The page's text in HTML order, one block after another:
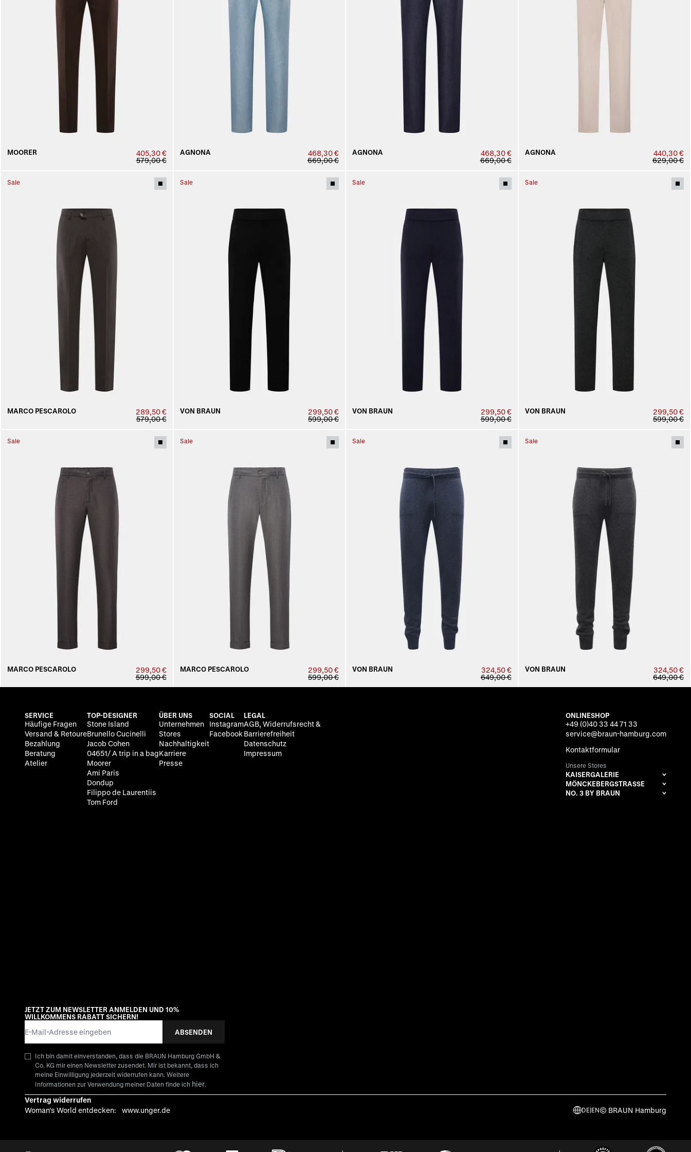
MOORER
405,30 €
579,00 €
AGNONA
468,30 €
669,00 €
AGNONA
468,30 €
669,00 €
AGNONA
440,30 €
629,00 €
Sale
MARCO PESCAROLO
289,50 €
579,00 €
Sale
VON BRAUN
299,50 €
599,00 €
Sale
VON BRAUN
299,50 €
599,00 €
Sale
VON BRAUN
299,50 €
599,00 €
Sale
MARCO PESCAROLO
299,50 €
599,00 €
Sale
MARCO PESCAROLO
299,50 €
599,00 €
Sale
VON BRAUN
324,50 €
649,00 €
Sale
VON BRAUN
324,50 €
649,00 €
SERVICE
Häufige Fragen
Versand & Retoure
Bezahlung
Beratung
Atelier
TOP-DESIGNER
Stone Island
Brunello Cucinelli
Jacob Cohen
04651/ A trip in a bag
Moorer
Ami Paris
Dondup
Filippo de Laurentiis
Tom Ford
ÜBER UNS
Unternehmen
Stores
Nachhaltigkeit
Karriere
Presse
SOCIAL
Instagram
Facebook
LEGAL
AGB, Widerrufsrecht &
Barrierefreiheit
Datenschutz
Impressum
ONLINESHOP
+49 (0)40 33 44 71 33
service@braun-hamburg.com
Kontaktformular
Unsere Stores
KAISERGALERIE
MÖNCKEBERGSTRASSE
NO. 3 BY BRAUN
JETZT ZUM NEWSLETTER ANMELDEN UND 10%
WILLKOMMENS RABATT SICHERN!
ABSENDEN
Ich bin damit einverstanden, dass die BRAUN Hamburg GmbH &
Co. KG mir einen Newsletter zusendet. Mir ist bekannt, dass ich
meine Einwilligung jederzeit widerrufen kann. Weitere
Informationen zur Verwendung meiner Daten finde ich hier.
Vertrag widerrufen
Woman's World entdecken:
www.unger.de DE|EN© BRAUN Hamburg